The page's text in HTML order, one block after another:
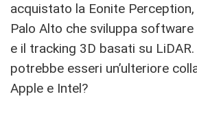
acquistato la Eonite
Palo Alto che sviluppa
e il tracking 3D basati su
potrebbe esseri un’ulteriore
Apple e Intel?